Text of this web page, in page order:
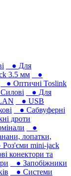
● Для
3.5 мм
●
● Оптичні Toslink
● Для
● USB
● Сабвуферні
дроти
●
лопатки,
mini-jack
конектори та
● Запобіжники
● Системи